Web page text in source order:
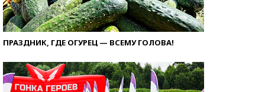
ПРАЗДНИК, ГДЕ ОГУРЕЦ — ВСЕМУ ГОЛОВА!